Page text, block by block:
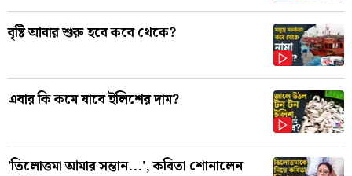
বৃষ্টি আবার শুরু হবে কবে থেকে?
এবার কি কমে যাবে ইলিশের দাম?
'তিলোত্তমা আমার সন্তান...', কবিতা শোনালেন